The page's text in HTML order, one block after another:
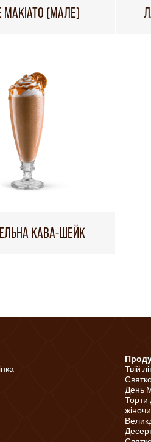
МАКІАТО (МАЛЕ)
КАВА-ШЕЙК
Твій
День
Торти